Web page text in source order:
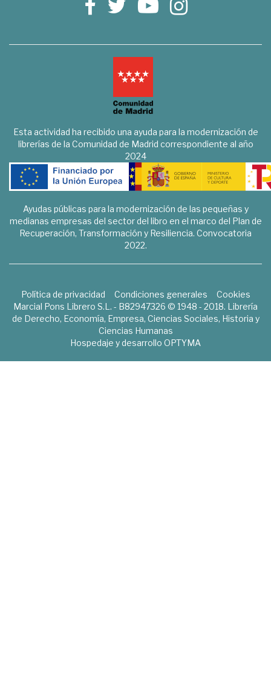
Esta actividad ha recibido una ayuda para la modernización de
librerías de la Comunidad de Madrid correspondiente al año
2024
Ayudas públicas para la modernización de las pequeñas y
medianas empresas del sector del libro en el marco del Plan de
Recuperación, Transformación y Resiliencia. Convocatoria
2022.
Política de privacidad Condiciones generales
Cookies
Marcial Pons Librero S.L. - B82947326 © 1948 - 2018. Librería
de Derecho, Economía, Empresa, Ciencias Sociales, Historia y
Ciencias Humanas
Hospedaje y desarrollo OPTYMA